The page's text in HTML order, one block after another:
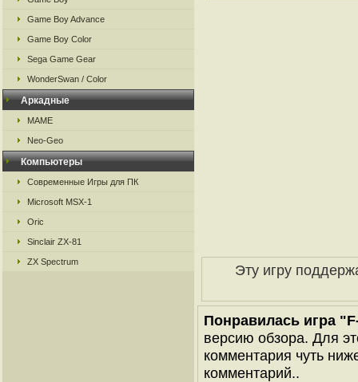
Game Boy Advance
Game Boy Color
Sega Game Gear
WonderSwan / Color
Аркадные
MAME
Neo-Geo
Компьютеры
Современные Игры для ПК
Microsoft MSX-1
Oric
Sinclair ZX-81
ZX Spectrum Эту игру
Понравилась игра
версию обзора. Для
комментария чуть
комментарий..